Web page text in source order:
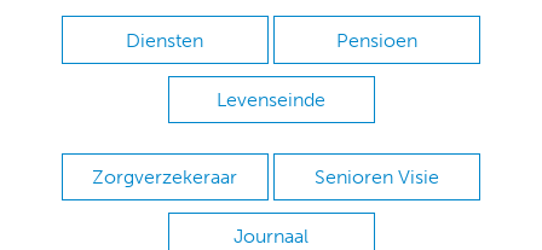
Diensten Pensioen
Levenseinde
Zorgverzekeraar Senioren Visie
Journaal